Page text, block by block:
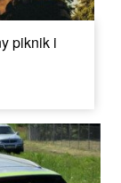
piknik i